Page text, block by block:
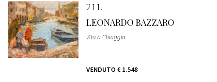
211
LEONARDO BAZZARO
Vita a Chioggia
VENDUTO € 1.548